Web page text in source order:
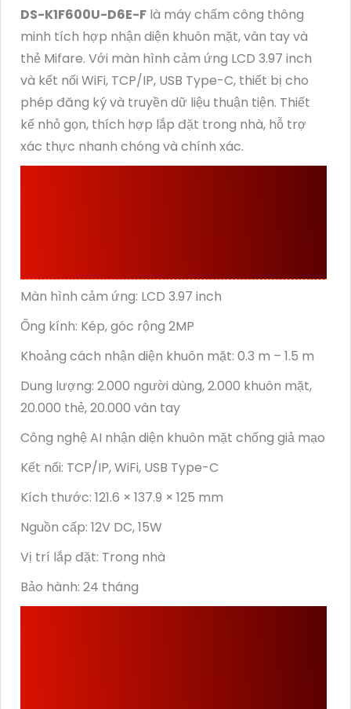
DS-K1F600U-D6E-F là máy chấm công thông
minh tích hợp nhận diện khuôn mặt, vân tay và
thẻ Mifare. Với màn hình cảm ứng LCD 3.97 inch
và kết nối WiFi, TCP/IP, USB Type-C, thiết bị cho
phép đăng ký và truyền dữ liệu thuận tiện. Thiết
kế nhỏ gọn, thích hợp lắp đặt trong nhà, hỗ trợ
xác thực nhanh chóng và chính xác.
Màn hình cảm ứng: LCD 3.97 inch
Ống kính: Kép, góc rộng 2MP
Khoảng cách nhận diện khuôn mặt: 0.3 m – 1.5 m
Dung lượng: 2.000 người dùng, 2.000 khuôn mặt,
20.000 thẻ, 20.000 vân tay
Công nghệ AI nhận diện khuôn mặt chống giả mạo
Kết nối: TCP/IP, WiFi, USB Type-C
Kích thước: 121.6 × 137.9 × 125 mm
Nguồn cấp: 12V DC, 15W
Vị trí lắp đặt: Trong nhà
Bảo hành: 24 tháng